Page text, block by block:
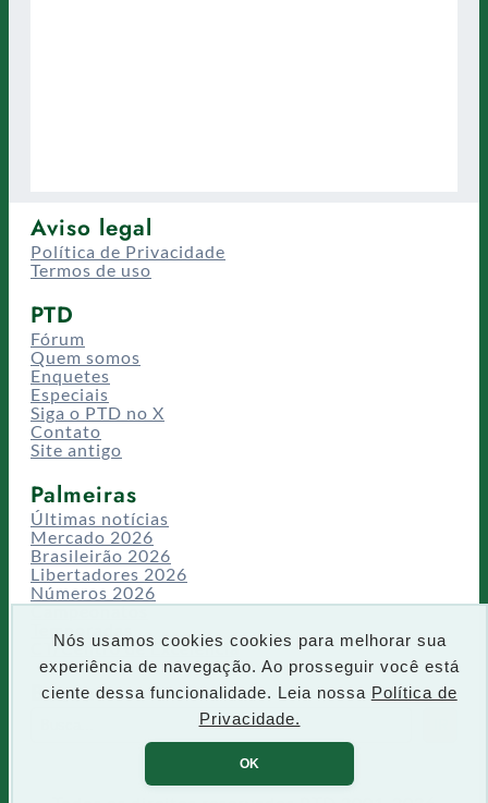
Nós usamos cookies cookies para melhorar sua
experiência de navegação. Ao prosseguir você está
ciente dessa funcionalidade. Leia nossa Política de
Privacidade.
OK
Aviso legal
Política de Privacidade
Termos de uso
PTD
Fórum
Quem somos
Enquetes
Especiais
Siga o PTD no X
Contato
Site antigo
Palmeiras
Últimas notícias
Mercado 2026
Brasileirão 2026
Libertadores 2026
Números 2026
Campeonatos
Temporadas
CT/Centro de Excelência
Busca
P
e
q
u